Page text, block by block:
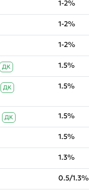
1-2%
1-2%
1-2%
ДК 1.5%
ДК 1.5%
ДК 1.5%
1.5%
1.3%
0.5/1.3%